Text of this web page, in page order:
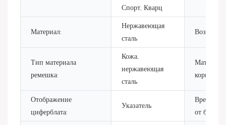
Спорт, Кварц
Материал:
Нержавеющая
сталь
Возраст:
Тип материала
ремешка:
Кожа,
нержавеющая
сталь
Материал
корпуса:
Отображение
циферблата:
Указатель
Время
от